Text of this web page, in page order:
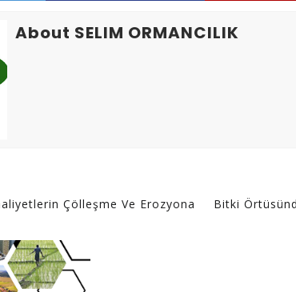
About SELIM ORMANCILIK
Çölleşme Ve Erozyona
Bitki